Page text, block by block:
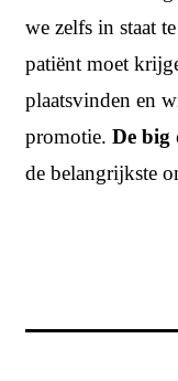
we zelfs in staat
patiënt moet
plaatsvinden en
promotie. De big
de belangrijkste